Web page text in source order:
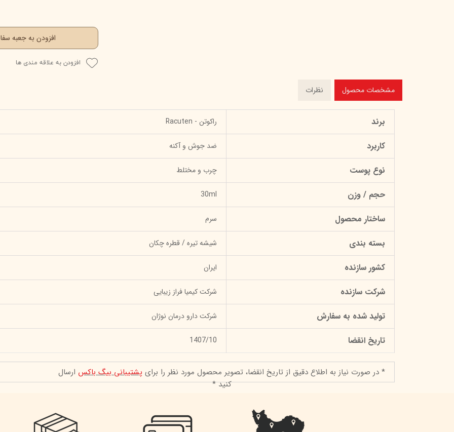
افزودن به جعبه
افزودن به علاقه مندی ها
مشخصات محصول نظرات
برند راکوتن - Racuten
کاربرد ضد جوش و آکنه
نوع پوست چرب و مختلط
حجم / وزن 30ml
ساختار محصول سرم
بسته بندی شیشه تیره / قطره چکان
کشور سازنده ایران
شرکت سازنده شرکت کیمیا فراز زیبایی
تولید شده به سفارش شرکت دارو درمان نوژان
تاریخ انقضا 1407/10
* در صورت نیاز به اطلاع دقیق از تاریخ انقضا، تصویر محصول مورد نظر را برای پشتیبانی بیگ باکس ارسال
کنید *